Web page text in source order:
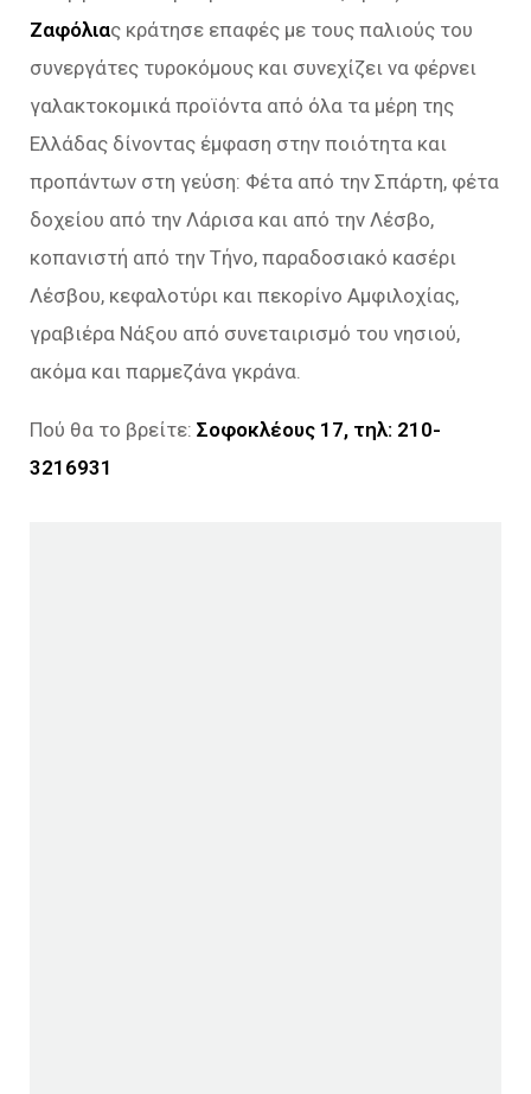
Ζαφόλιας κράτησε επαφές με τους παλιούς του
συνεργάτες τυροκόμους και συνεχίζει να φέρνει
γαλακτοκομικά προϊόντα από όλα τα μέρη της
Ελλάδας δίνοντας έμφαση στην ποιότητα και
προπάντων στη γεύση: Φέτα από την Σπάρτη, φέτα
δοχείου από την Λάρισα και από την Λέσβο,
κοπανιστή από την Τήνο, παραδοσιακό κασέρι
Λέσβου, κεφαλοτύρι και πεκορίνο Αμφιλοχίας,
γραβιέρα Νάξου από συνεταιρισμό του νησιού,
ακόμα και παρμεζάνα γκράνα.
Πού θα το βρείτε: Σοφοκλέους 17, τηλ: 210-
3216931